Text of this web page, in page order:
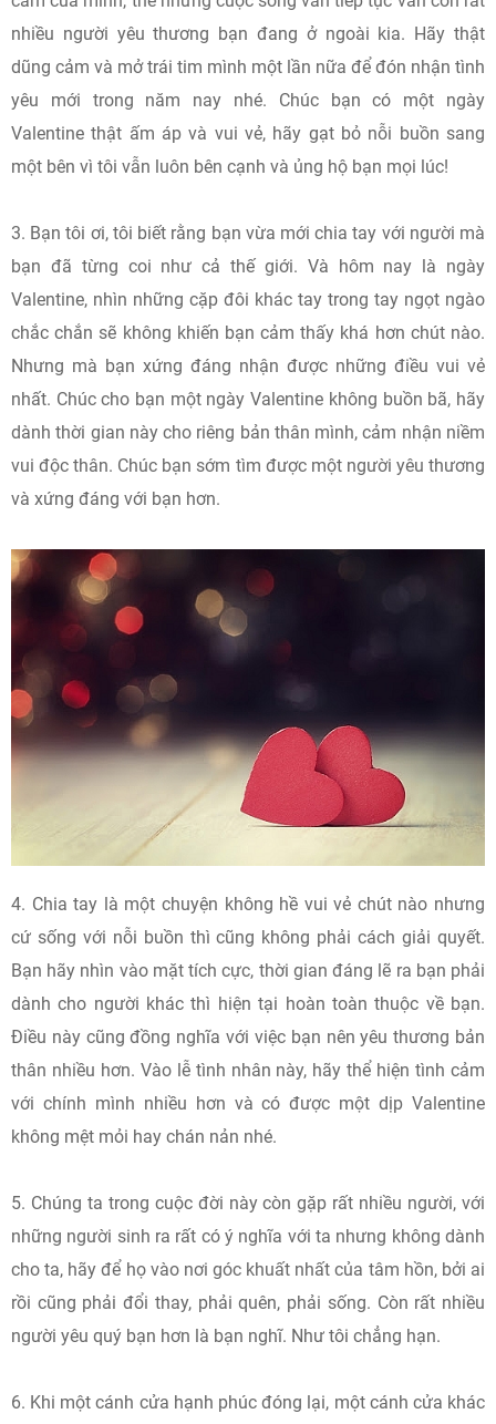
nhiều người yêu thương bạn đang ở ngoài kia. Hãy thật
dũng cảm và mở trái tim mình một lần nữa để đón nhận tình
yêu mới trong năm nay nhé. Chúc bạn có một ngày
Valentine thật ấm áp và vui vẻ, hãy gạt bỏ nỗi buồn sang
một bên vì tôi vẫn luôn bên cạnh và ủng hộ bạn mọi lúc!
3. Bạn tôi ơi, tôi biết rằng bạn vừa mới chia tay với người mà
bạn đã từng coi như cả thế giới. Và hôm nay là ngày
Valentine, nhìn những cặp đôi khác tay trong tay ngọt ngào
chắc chắn sẽ không khiến bạn cảm thấy khá hơn chút nào.
Nhưng mà bạn xứng đáng nhận được những điều vui vẻ
nhất. Chúc cho bạn một ngày Valentine không buồn bã, hãy
dành thời gian này cho riêng bản thân mình, cảm nhận niềm
vui độc thân. Chúc bạn sớm tìm được một người yêu thương
và xứng đáng với bạn hơn.
4. Chia tay là một chuyện không hề vui vẻ chút nào nhưng
cứ sống với nỗi buồn thì cũng không phải cách giải quyết.
Bạn hãy nhìn vào mặt tích cực, thời gian đáng lẽ ra bạn phải
dành cho người khác thì hiện tại hoàn toàn thuộc về bạn.
Điều này cũng đồng nghĩa với việc bạn nên yêu thương bản
thân nhiều hơn. Vào lễ tình nhân này, hãy thể hiện tình cảm
với chính mình nhiều hơn và có được một dịp Valentine
không mệt mỏi hay chán nản nhé.
5. Chúng ta trong cuộc đời này còn gặp rất nhiều người, với
những người sinh ra rất có ý nghĩa với ta nhưng không dành
cho ta, hãy để họ vào nơi góc khuất nhất của tâm hồn, bởi ai
rồi cũng phải đổi thay, phải quên, phải sống. Còn rất nhiều
người yêu quý bạn hơn là bạn nghĩ. Như tôi chẳng hạn.
6. Khi một cánh cửa hạnh phúc đóng lại, một cánh cửa khác